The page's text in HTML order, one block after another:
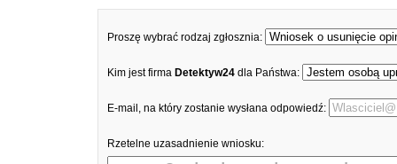
Proszę wybrać rodzaj zgłosznia:
Kim jest firma Detektyw24 dla Państwa:
E-mail, na który zostanie wysłana odpowiedź:
Rzetelne uzasadnienie wniosku: